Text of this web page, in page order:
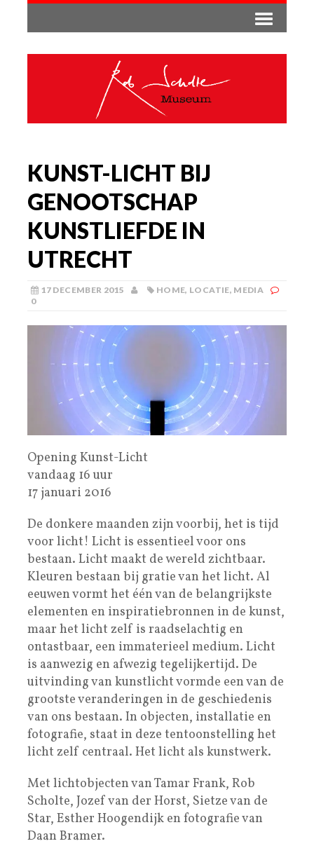
KUNST-LICHT BIJ
GENOOTSCHAP
KUNSTLIEFDE IN
UTRECHT
17 DECEMBER 2015 HOME, LOCATIE, MEDIA
0
Opening Kunst-Licht
vandaag 16 uur
17 januari 2016
De donkere maanden zijn voorbij, het is tijd
voor licht! Licht is essentieel voor ons
bestaan. Licht maakt de wereld zichtbaar.
Kleuren bestaan bij gratie van het licht. Al
eeuwen vormt het één van de belangrijkste
elementen en inspiratiebronnen in de kunst,
maar het licht zelf is raadselachtig en
ontastbaar, een immaterieel medium. Licht
is aanwezig en afwezig tegelijkertijd. De
uitvinding van kunstlicht vormde een van de
grootste veranderingen in de geschiedenis
van ons bestaan. In objecten, installatie en
fotografie, staat in deze tentoonstelling het
licht zelf centraal. Het licht als kunstwerk.
Met lichtobjecten van Tamar Frank, Rob
Scholte, Jozef van der Horst, Sietze van de
Star, Esther Hoogendijk en fotografie van
Daan Bramer.